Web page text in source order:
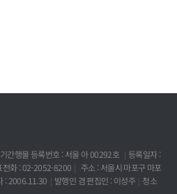
간행물 등록번호 : 서울 아 00292호
등록일자 :
전화 : 02-2052-8200
주소 : 서울시 마포구 마포
: 2006.11.30 발행인 겸 편집인 : 이성주
청소